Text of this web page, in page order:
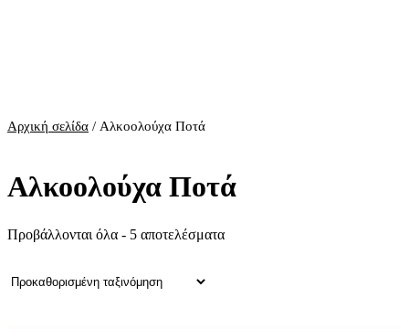
Αρχική σελίδα / Αλκοολούχα Ποτά
Αλκοολούχα Ποτά
Προβάλλονται όλα - 5 αποτελέσματα